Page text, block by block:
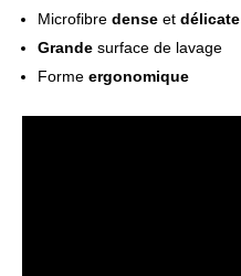
Microfibre dense et délicate
Grande surface de lavage
Forme ergonomique